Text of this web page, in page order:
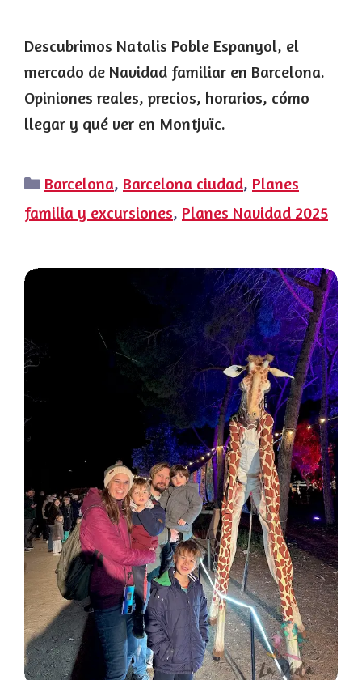
Descubrimos Natalis Poble Espanyol, el
mercado de Navidad familiar en Barcelona.
Opiniones reales, precios, horarios, cómo
llegar y qué ver en Montjuïc.
Categorías
Barcelona, Barcelona ciudad, Planes
familia y excursiones, Planes Navidad 2025